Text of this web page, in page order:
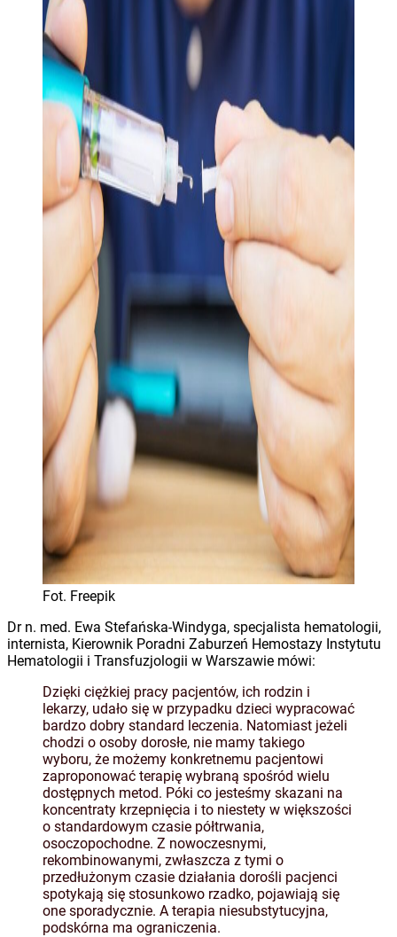
Fot. Freepik
Dr n. med. Ewa Stefańska-Windyga, specjalista hematologii,
internista, Kierownik Poradni Zaburzeń Hemostazy Instytutu
Hematologii i Transfuzjologii w Warszawie mówi:
Dzięki ciężkiej pracy pacjentów, ich rodzin i
lekarzy, udało się w przypadku dzieci wypracować
bardzo dobry standard leczenia. Natomiast jeżeli
chodzi o osoby dorosłe, nie mamy takiego
wyboru, że możemy konkretnemu pacjentowi
zaproponować terapię wybraną spośród wielu
dostępnych metod. Póki co jesteśmy skazani na
koncentraty krzepnięcia i to niestety w większości
o standardowym czasie półtrwania,
osoczopochodne. Z nowoczesnymi,
rekombinowanymi, zwłaszcza z tymi o
przedłużonym czasie działania dorośli pacjenci
spotykają się stosunkowo rzadko, pojawiają się
one sporadycznie. A terapia niesubstytucyjna,
podskórna ma ograniczenia.